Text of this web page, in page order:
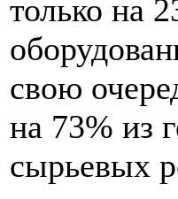
только на
свою
на 73% из
сырьевых